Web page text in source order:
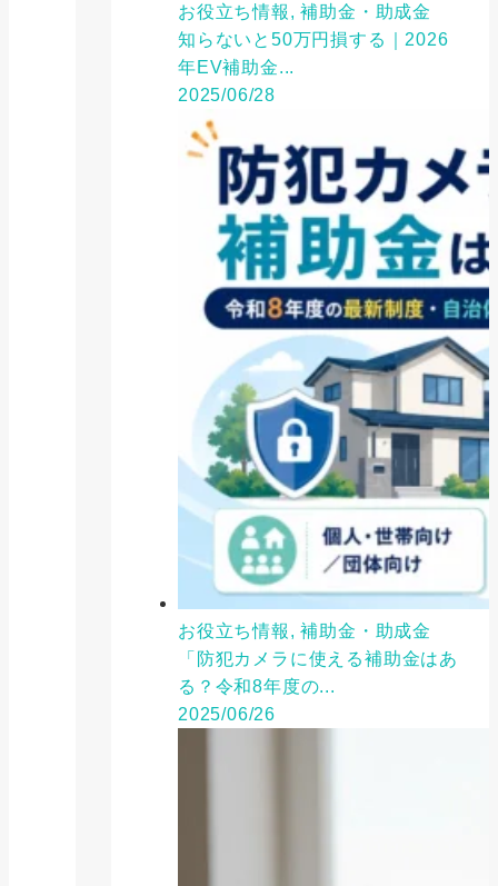
お役立ち情報, 補助金・助成金
知らないと50万円損する｜2026
年EV補助金...
2025/06/28
お役立ち情報, 補助金・助成金
「防犯カメラに使える補助金はあ
る？令和8年度の...
2025/06/26